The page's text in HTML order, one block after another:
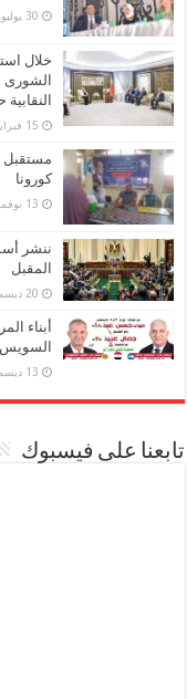
30 يوليو، 2025
خلال
الشورى
15 فبراير، 2024
مستقبل
كورونا
13 نوفمبر، 2021
المقبل
20 ديسمبر، 2020
أبناء
13 ديسمبر، 2020
تابعنا على فيسبوك